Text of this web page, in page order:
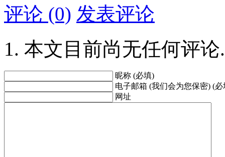
评论 (0) 发表评论
本文目前尚无任何评论.
昵称 (必填)
电子邮箱 (我们会为您保密) (必
网址